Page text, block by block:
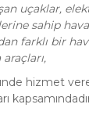
uçaklar,
sahip
farklı bir
hizmet